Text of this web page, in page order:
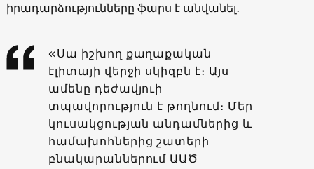
իրադարձությունները ֆարս է անվանել․
«Սա իշխող քաղաքական
էլիտայի վերջի սկիզբն է։ Այս
ամենը դեժավյուի
տպավորություն է թողնում։ Մեր
կուսակցության անդամներից և
համախոհներից շատերի
բնակարաններում ԱԱԾ